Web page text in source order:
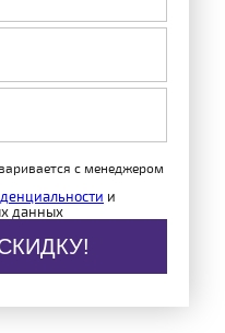
с менеджером
и
данных